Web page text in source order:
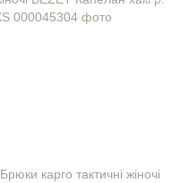
Брюки карго тактичні жіночі